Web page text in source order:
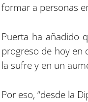
formar a personas
Puerta ha añadido
progreso de hoy en
la sufre y en un
Por eso, “desde la